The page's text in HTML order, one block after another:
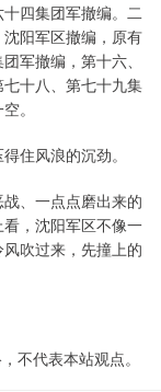
四集团军撤编。二
阳军区撤编，原有
军撤编，第十六、
十八、第七十九集
。
住风浪的沉劲。
、一点点磨出来的
，沈阳军区不像一
吹过来，先撞上的
不代表本站观点。